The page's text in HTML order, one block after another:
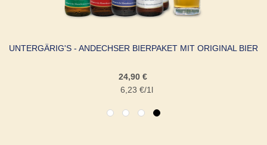
UNTERGÄRIG'S - ANDECHSER BIERPAKET MIT ORIGINAL
24,90 €
6,23 €/1l